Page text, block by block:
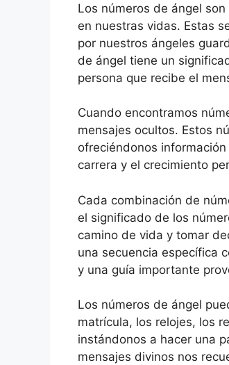
Los números de ángel
en nuestras vidas. Estas
por nuestros ángeles
de ángel tiene un
persona que recibe el
Cuando encontramos
mensajes ocultos. Estos
ofreciéndonos
carrera y el crecimiento
Cada combinación de
el significado de los
camino de vida y tomar
una secuencia específica
y una guía importante
Los números de ángel
matrícula, los relojes, los
instándonos a hacer una
mensajes divinos nos